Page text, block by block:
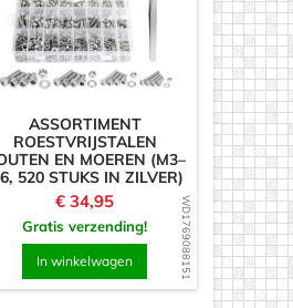
WD1769088151
ASSORTIMENT
ROESTVRIJSTALEN
EN MOEREN (M3–
520 STUKS IN ZILVER)
Prijs
€ 34,95
Gratis verzending!
In winkelwagen